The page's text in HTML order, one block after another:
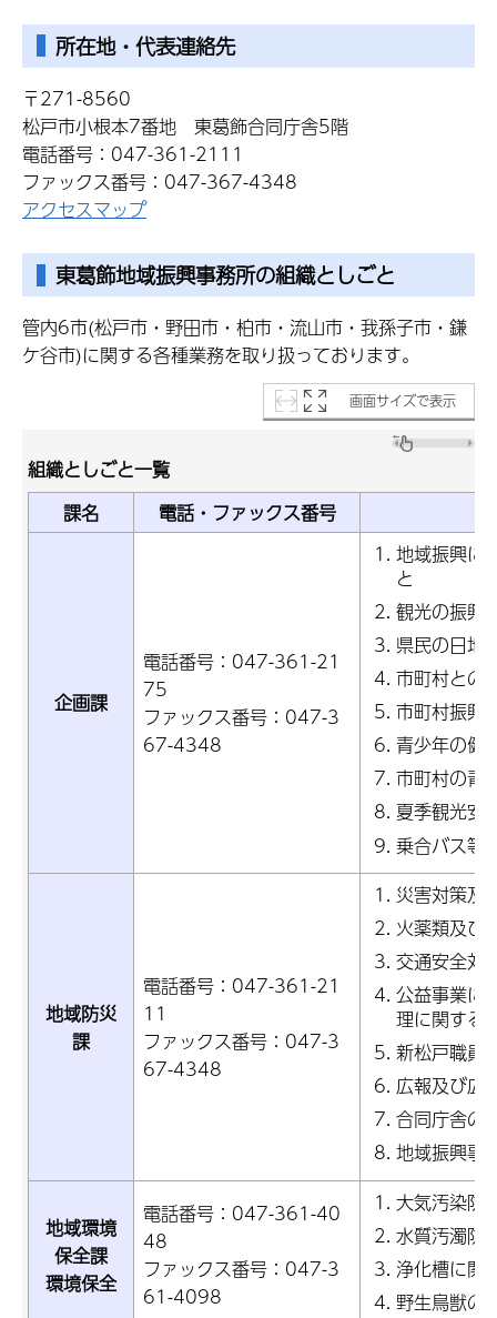
所在地・代表連絡先
〒271-8560
松戸市小根本7番地
東葛飾合同庁舎5階
電話番号：047-361-2111
ファックス番号：047-367-4348
アクセスマップ
東葛飾地域振興事務所の組織としごと
管内6市(松戸市・野田市・柏市・流山市・我孫子市・鎌
ケ谷市)に関する各種業務を取り扱っております。
画面サイズで表示
組織としごと一覧
課名
電話・ファックス番号
企画課
電話番号：047-361-21
75
ファックス番号：047-3
67-4348
地域振興に
と
観光の振興
県民の日地
市町村との
市町村振興
青少年の健
市町村の青
夏季観光安
乗合バス等
地域防災
課
電話番号：047-361-21
11
ファックス番号：047-3
67-4348
災害対策及
火薬類及び
交通安全対
公益事業に
理に関する
新松戸職員
広報及び広
合同庁舎の
地域振興事
地域環境
保全課
環境保全
電話番号：047-361-40
48
ファックス番号：047-3
61-4098
大気汚染防
水質汚濁防
浄化槽に関
野生鳥獣の